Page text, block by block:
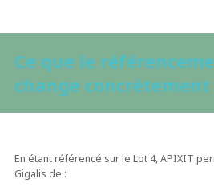
Ce que le
change concrètement
En étant référencé sur le Lot 4, APIXIT
Gigalis de :